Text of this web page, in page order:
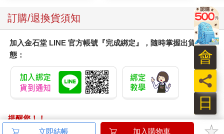
訂購/退換貨須知
加入金石堂 LINE 官方帳號『完成綁定』，隨時掌握出貨動
態：
提醒您！！
金石堂及銀行均不會請您操作ATM! 如接獲電話要求您前往
立即結帳 加入購物車
日
員
會